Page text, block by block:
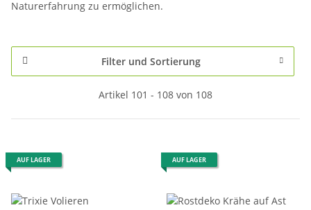
Naturerfahrung zu ermöglichen.
Filter und Sortierung
Artikel 101 - 108 von 108
AUF LAGER AUF LAGER